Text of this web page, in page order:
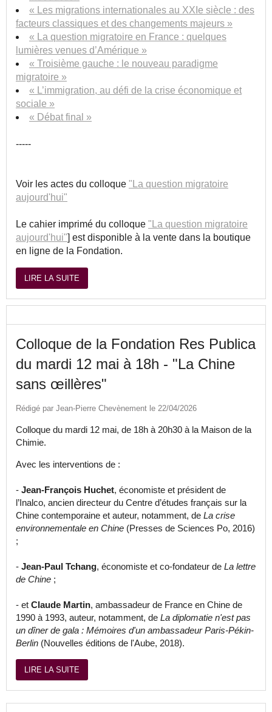
« Les migrations internationales au XXIe siècle : des
facteurs classiques et des changements majeurs »
« La question migratoire en France : quelques
lumières venues d’Amérique »
« Troisième gauche : le nouveau paradigme
migratoire »
« L’immigration, au défi de la crise économique et
sociale »
« Débat final »
-----
Voir les actes du colloque "La question migratoire
aujourd'hui"
Le cahier imprimé du colloque "La question migratoire
aujourd'hui"] est disponible à la vente dans la boutique
en ligne de la Fondation.
LIRE LA SUITE
Colloque de la Fondation Res Publica
du mardi 12 mai à 18h - "La Chine
sans œillères"
Rédigé par Jean-Pierre Chevènement le 22/04/2026
Colloque du mardi 12 mai, de 18h à 20h30 à la Maison de la
Chimie.
Avec les interventions de :
- Jean-François Huchet, économiste et président de
l’Inalco, ancien directeur du Centre d’études français sur la
Chine contemporaine et auteur, notamment, de La crise
environnementale en Chine (Presses de Sciences Po, 2016)
;
- Jean-Paul Tchang, économiste et co-fondateur de La lettre
de Chine ;
- et Claude Martin, ambassadeur de France en Chine de
1990 à 1993, auteur, notamment, de La diplomatie n'est pas
un dîner de gala : Mémoires d'un ambassadeur Paris-Pékin-
Berlin (Nouvelles éditions de l'Aube, 2018).
LIRE LA SUITE